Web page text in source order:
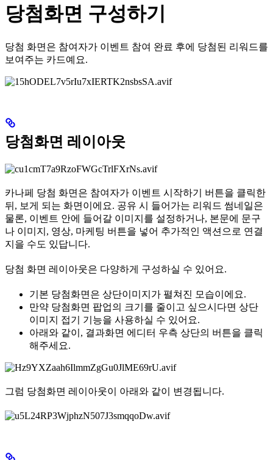
당첨화면 구성하기
당첨 화면은 참여자가 이벤트 참여 완료 후에 당첨된 리워드를
보여주는 카드예요.
당첨화면 레이아웃
카나페 당첨 화면은 참여자가 이벤트 시작하기 버튼을 클릭한
뒤, 보게 되는 화면이에요. 공유 시 들어가는 리워드 썸네일은
물론, 이벤트 안에 들어갈 이미지를 설정하거나, 본문에 문구
나 이미지, 영상, 마케팅 버튼을 넣어 추가적인 액션으로 연결
지을 수도 있답니다.
당첨 화면 레이아웃은 다양하게 구성하실 수 있어요.
기본 당첨화면은 상단이미지가 펼쳐진 모습이에요.
만약 당첨화면 팝업의 크기를 줄이고 싶으시다면 상단
이미지 접기 기능을 사용하실 수 있어요.
아래와 같이, 결과화면 에디터 우측 상단의 버튼을 클릭
해주세요.
그럼 당첨화면 레이아웃이 아래와 같이 변경됩니다.